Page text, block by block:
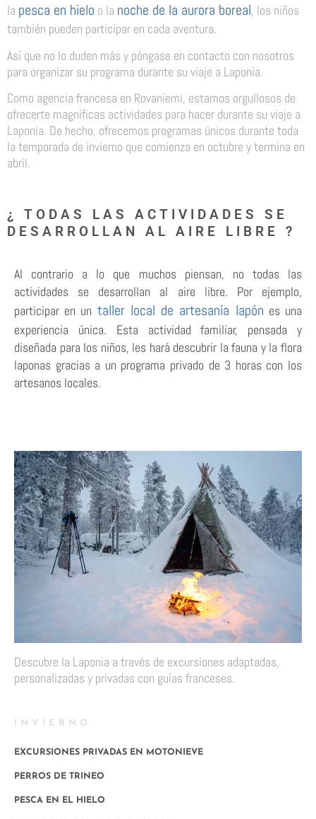
la pesca en hielo o la noche de la aurora boreal, los niños
también pueden participar en cada aventura.
Así que no lo duden más y póngase en contacto con nosotros
para organizar su programa durante su viaje a Laponia.
Como agencia francesa en Rovaniemi, estamos orgullosos de
ofrecerte magníficas actividades para hacer durante su viaje a
Laponia. De hecho, ofrecemos programas únicos durante toda
la temporada de invierno que comienza en octubre y termina en
abril.
¿ TODAS LAS ACTIVIDADES SE
DESARROLLAN AL AIRE LIBRE ?
Al contrario a lo que muchos piensan, no todas las
actividades se desarrollan al aire libre. Por ejemplo,
participar en un taller local de artesanía lapón es una
experiencia única. Esta actividad familiar, pensada y
diseñada para los niños, les hará descubrir la fauna y la flora
laponas gracias a un programa privado de 3 horas con los
artesanos locales.
Descubre la Laponia a través de excursiones adaptadas,
personalizadas y privadas con guías franceses.
INVIERNO
EXCURSIONES PRIVADAS EN MOTONIEVE
PERROS DE TRINEO
PESCA EN EL HIELO